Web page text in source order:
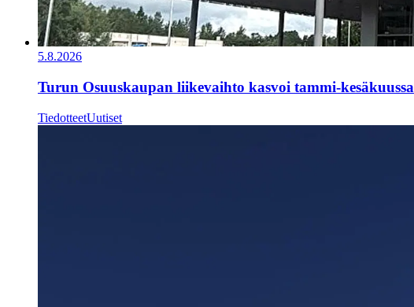
5.8.2026
Turun Osuuskaupan liikevaihto kasvoi tammi-kesäkuussa
TiedotteetUutiset